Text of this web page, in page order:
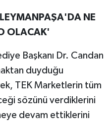
NE
OLACAK'
Başkanı Dr. Candan
duyduğu
TEK Marketlerin tüm
sözünü verdiklerini
devam ettiklerini